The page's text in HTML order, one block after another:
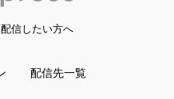
信したい方へ
配信先一覧